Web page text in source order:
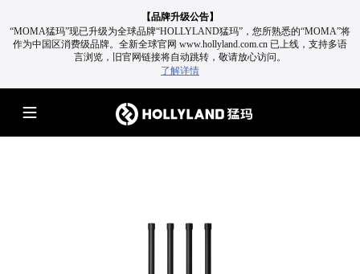
【品牌升级公告】
“MOMA猛玛”现已升级为全球品牌“HOLLYLAND猛玛”，您所熟悉的“MOMA”将
作为中国区消费级品牌。 全新全球官网 www.hollyland.com.cn 已上线，支持多语
言浏览，旧官网链接将自动跳转，敬请放心访问。
了解详情